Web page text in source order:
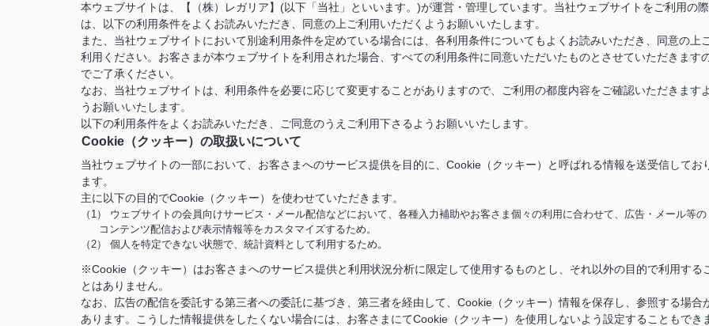
本ウェブサイトは、【（株）レガリア】(以下「当社」といいます。)が運営・管理しています。当社ウェブサイトをご利用の際
は、以下の利用条件をよくお読みいただき、同意の上ご利用いただくようお願いいたします。
また、当社ウェブサイトにおいて別途利用条件を定めている場合には、各利用条件についてもよくお読みいただき、同意の上
利用ください。お客さまが本ウェブサイトを利用された場合、すべての利用条件に同意いただいたものとさせていただきます
でご了承ください。
なお、当社ウェブサイトは、利用条件を必要に応じて変更することがありますので、ご利用の都度内容をご確認いただきますよ
うお願いいたします。
以下の利用条件をよくお読みいただき、ご同意のうえご利用下さるようお願いいたします。
Cookie（クッキー）の取扱いについて
当社ウェブサイトの一部において、お客さまへのサービス提供を目的に、Cookie（クッキー）と呼ばれる情報を送受信してお
ます。
主に以下の目的でCookie（クッキー）を使わせていただきます。
（1） ウェブサイトの会員向けサービス・メール配信などにおいて、各種入力補助やお客さま個々の利用に合わせて、広告・メール等の
コンテンツ配信および表示情報等をカスタマイズするため。
（2） 個人を特定できない状態で、統計資料として利用するため。
※Cookie（クッキー）はお客さまへのサービス提供と利用状況分析に限定して使用するものとし、それ以外の目的で利用する
とはありません。
なお、広告の配信を委託する第三者への委託に基づき、第三者を経由して、Cookie（クッキー）情報を保存し、参照する場合
あります。こうした情報提供をしたくない場合には、お客さまにてCookie（クッキー）を使用しないよう設定することもでき